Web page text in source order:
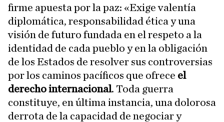
firme apuesta por la paz: «Exige valentía
diplomática, responsabilidad ética y una
visión de futuro fundada en el respeto a la
identidad de cada pueblo y en la obligación
de los Estados de resolver sus controversias
por los caminos pacíficos que ofrece el
derecho internacional. Toda guerra
constituye, en última instancia, una dolorosa
derrota de la capacidad de negociar y